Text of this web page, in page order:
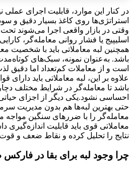
در کنار این موارد، قابلیت اجرای عملی
استراتژی‌ها روی کاغذ بسیار دقیق و
وقتی در بازار واقعی اجرا می‌شوند تحت
اسلیپیج یا فشار روانی معامله‌گر،
همچنین لبه معاملاتی باید با شخصیت
باشد. به‌عنوان نمونه، سبک‌های
است و از معاملات کم‌تعداد اما دقیق
علاوه بر این، لبه معاملاتی باید
باشد تا معامله‌گر در شرایط مختلف
احساسی نشود.یکی دیگر از اجزای
حتی بهترین لبه‌ها هم بدون مدیریت
معامله‌گر را با ضررهای سنگین مواجه
معاملاتی قوی باید قابلیت اندازه‌گیری
نتایج را تحلیل کرده و نقاط ضعف و
چرا وجود لبه برای بقا در